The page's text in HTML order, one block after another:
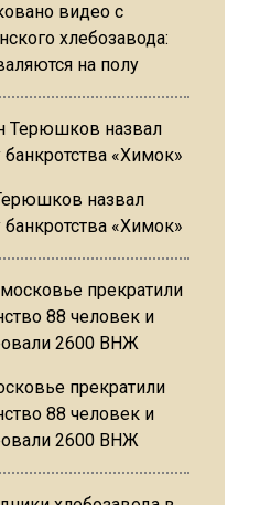
видео с
хлебозавода:
на полу
назвал
банкротства «Химок»
прекратили
88 человек и
2600 ВНЖ